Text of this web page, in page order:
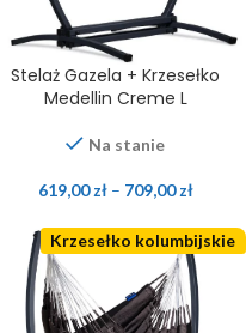
Stelaż Gazela + Krzesełko
Medellin Creme L
Na stanie
619,00zł – 709,00zł
Krzesełko kolumbijskie